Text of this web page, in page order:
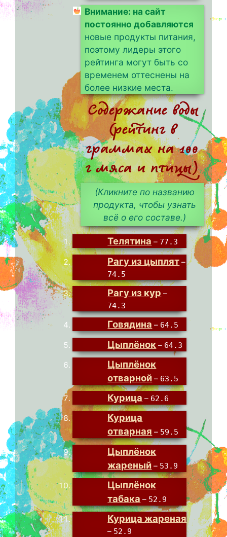
Внимание: на сайт
постоянно добавляются
новые продукты питания,
поэтому лидеры этого
рейтинга могут быть со
временем оттеснены на
более низкие места.
Содержание воды
(рейтинг в
граммах на 100
г мяса и птицы)
(Кликните по названию
продукта, чтобы узнать
всё о его составе.)
Телятина – 77.3
Рагу из цыплят –
74.5
Рагу из кур –
74.3
Говядина – 64.5
Цыплёнок – 64.3
Цыплёнок
отварной – 63.5
Курица – 62.6
Курица
отварная – 59.5
Цыплёнок
жареный – 53.9
Цыплёнок
табака – 52.9
Курица жареная
– 52.9